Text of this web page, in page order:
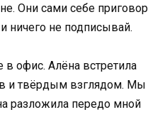
Они сами себе приговор
ничего не подписывай.
в офис. Алёна встретила
и твёрдым взглядом. Мы
разложила передо мной